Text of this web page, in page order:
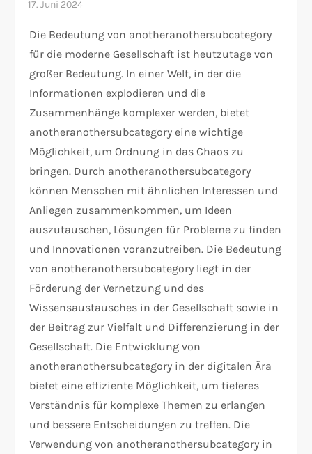
Die Bedeutung von anotheranothersubcategory
für die moderne Gesellschaft ist heutzutage von
großer Bedeutung. In einer Welt, in der die
Informationen explodieren und die
Zusammenhänge komplexer werden, bietet
anotheranothersubcategory eine wichtige
Möglichkeit, um Ordnung in das Chaos zu
bringen. Durch anotheranothersubcategory
können Menschen mit ähnlichen Interessen und
Anliegen zusammenkommen, um Ideen
auszutauschen, Lösungen für Probleme zu finden
und Innovationen voranzutreiben. Die Bedeutung
von anotheranothersubcategory liegt in der
Förderung der Vernetzung und des
Wissensaustausches in der Gesellschaft sowie in
der Beitrag zur Vielfalt und Differenzierung in der
Gesellschaft. Die Entwicklung von
anotheranothersubcategory in der digitalen Ära
bietet eine effiziente Möglichkeit, um tieferes
Verständnis für komplexe Themen zu erlangen
und bessere Entscheidungen zu treffen. Die
Verwendung von anotheranothersubcategory in